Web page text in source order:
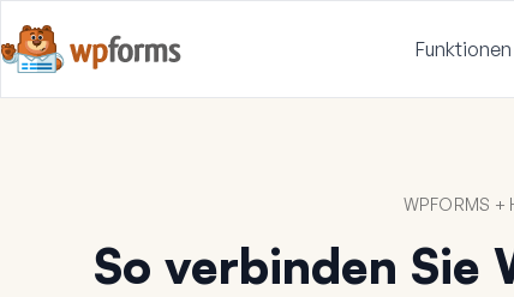
Funktionen
WPFORMS +
So verbinden Sie